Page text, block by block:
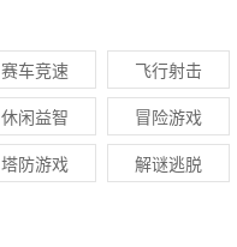
赛车竞速
飞行射击
休闲益智
冒险游戏
塔防游戏
解谜逃脱